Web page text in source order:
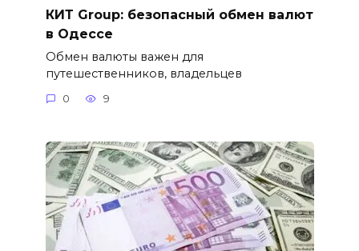
КИТ Group: безопасный обмен валют
в Одессе
Обмен валюты важен для
путешественников, владельцев
0 9